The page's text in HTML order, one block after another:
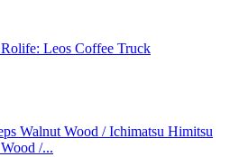
Rolife: Leos Coffee Truck
Himitsu
/...